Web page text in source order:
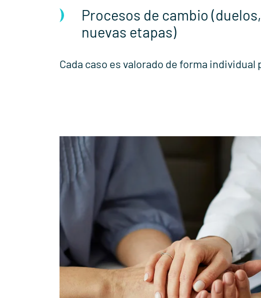
Procesos de cambio
nuevas etapas)
Cada caso es valorado de forma